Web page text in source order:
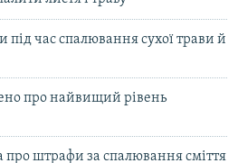
час спалювання сухої трави й
про найвищий рівень
про штрафи за спалювання сміття